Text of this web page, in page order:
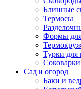
Блинные
Термосы
Формы
Турки для
Соковарки
Сад и огород
Баки и